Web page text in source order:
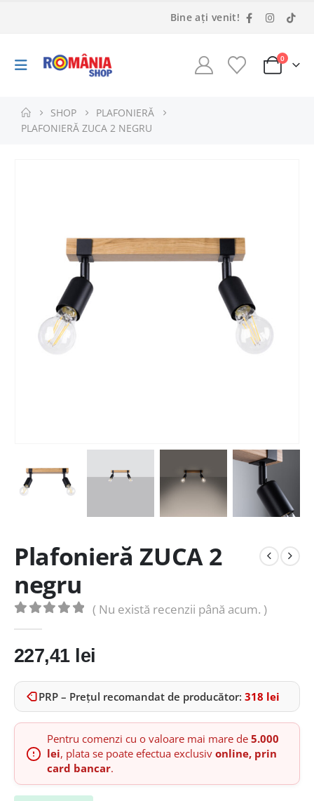
Bine ați venit!
0
SHOP
PLAFONIERĂ
PLAFONIERĂ ZUCA 2 NEGRU
Plafonieră ZUCA 2
negru
( Nu există recenzii până acum. )
227,41 lei
PRP – Prețul recomandat de producător: 318 lei
Pentru comenzi cu o valoare mai mare de 5.000
lei, plata se poate efectua exclusiv online, prin
card bancar.